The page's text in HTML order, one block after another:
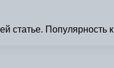
статье. Популярность